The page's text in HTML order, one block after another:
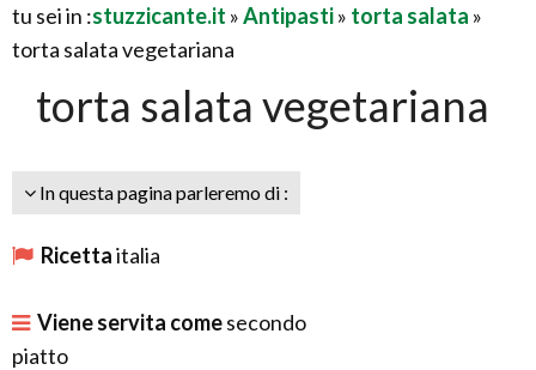
tu sei in :stuzzicante.it »Antipasti» torta salata »
torta salata vegetariana
torta salata vegetariana
In questa pagina parleremo di :
Ricettaitalia
Viene servita comesecondo
piatto